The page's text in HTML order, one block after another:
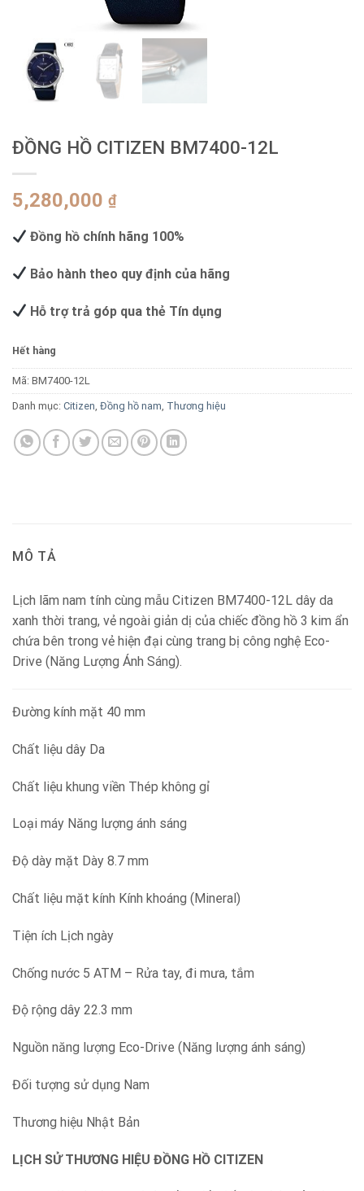
ĐỒNG HỒ CITIZEN BM7400-12L
5,280,000 ₫
Đồng hồ chính hãng 100%
Bảo hành theo quy định của hãng
Hỗ trợ trả góp qua thẻ Tín dụng
Hết hàng
Mã: BM7400-12L
Danh mục: Citizen, Đồng hồ nam, Thương hiệu
MÔ TẢ
Lịch lãm nam tính cùng mẫu Citizen BM7400-12L dây da
xanh thời trang, vẻ ngoài giản dị của chiếc đồng hồ 3 kim ẩn
chứa bên trong vẻ hiện đại cùng trang bị công nghệ Eco-
Drive (Năng Lượng Ánh Sáng).
Đường kính mặt 40 mm
Chất liệu dây Da
Chất liệu khung viền Thép không gỉ
Loại máy Năng lượng ánh sáng
Độ dày mặt Dày 8.7 mm
Chất liệu mặt kính Kính khoáng (Mineral)
Tiện ích Lịch ngày
Chống nước 5 ATM – Rửa tay, đi mưa, tắm
Độ rộng dây 22.3 mm
Nguồn năng lượng Eco-Drive (Năng lượng ánh sáng)
Đối tượng sử dụng Nam
Thương hiệu Nhật Bản
LỊCH SỬ THƯƠNG HIỆU ĐỒNG HỒ CITIZEN